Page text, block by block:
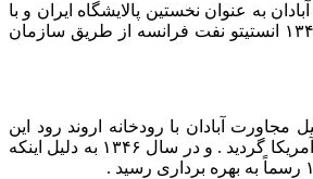
به عنوان نخستین پالایشگاه ایران و با
توجه به وجود گاز فراوان همراه با نفت استخراجی و همچنین کشف میادین گازی در سال های بعد کشور نیاز به محصولات پتروشیمی را احساس کرد و در سال ۱۳۴۲ انستیتو نفت فرانسه از طریق سازمان
آبادان با رودخانه اروند رود این
مطالعات منجر انتخاب شهر آبادان و به تاسیس شرکت سهامی پتروشیمی آبادان با مشارکت ۷۴ % سهم شرکت ملی پتروشیمی و ۲۶% سهم شرکت ب اف گودریج آمریکا گردید . و در سال ۱۳۴۶ به دلیل اینکه